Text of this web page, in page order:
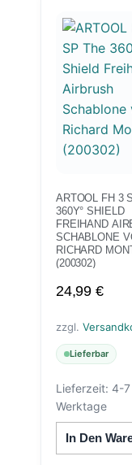
ARTOOL FH 3
360Y° SHIELD
FREIHAND
SCHABLONE
RICHARD
(200302)
24,99 €
zzgl.
Lieferbar
Lieferzeit: 4-7
Werktage
In Den